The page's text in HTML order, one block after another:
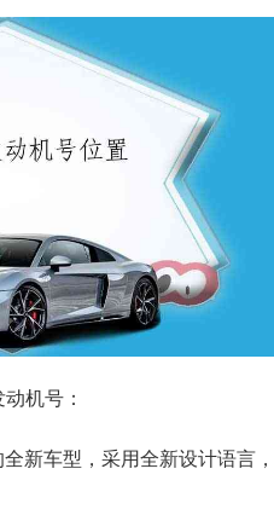
机号：
新车型，采用全新设计语言